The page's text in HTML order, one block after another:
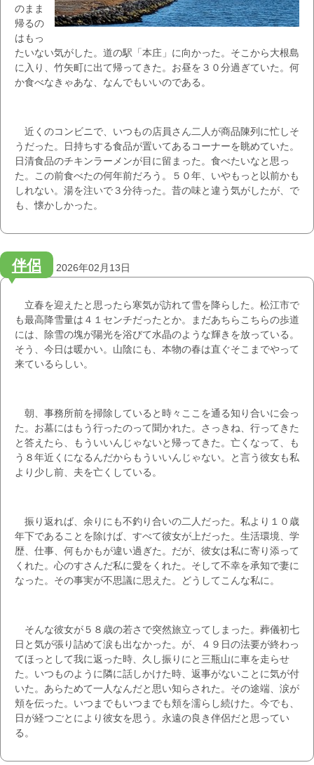
のまま
帰るの
はもっ
たいない気がした。道の駅「本庄」に向かった。そこから大根島
に入り、竹矢町に出て帰ってきた。お昼を３０分過ぎていた。何
か食べなきゃあな、なんでもいいのである。
近くのコンビニで、いつもの店員さん二人が商品陳列に忙しそ
うだった。日持ちする食品が置いてあるコーナーを眺めていた。
日清食品のチキンラーメンが目に留まった。食べたいなと思っ
た。この前食べたの何年前だろう。５０年、いやもっと以前かも
しれない。湯を注いで３分待った。昔の味と違う気がしたが、で
も、懐かしかった。
伴侶 2026年02月13日
立春を迎えたと思ったら寒気が訪れて雪を降らした。松江市で
も最高降雪量は４１センチだったとか。まだあちらこちらの歩道
には、除雪の塊が陽光を浴びて水晶のような輝きを放っている。
そう、今日は暖かい。山陰にも、本物の春は直ぐそこまでやって
来ているらしい。
朝、事務所前を掃除していると時々ここを通る知り合いに会っ
た。お墓にはもう行ったのって聞かれた。さっきね、行ってきた
と答えたら、もういいんじゃないと帰ってきた。亡くなって、も
う８年近くになるんだからもういいんじゃない。と言う彼女も私
より少し前、夫を亡くしている。
振り返れば、余りにも不釣り合いの二人だった。私より１０歳
年下であることを除けば、すべて彼女が上だった。生活環境、学
歴、仕事、何もかもが違い過ぎた。だが、彼女は私に寄り添って
くれた。心のすさんだ私に愛をくれた。そして不幸を承知で妻に
なった。その事実が不思議に思えた。どうしてこんな私に。
そんな彼女が５８歳の若さで突然旅立ってしまった。葬儀初七
日と気が張り詰めて涙も出なかった。が、４９日の法要が終わっ
てほっとして我に返った時、久し振りにと三瓶山に車を走らせ
た。いつものように隣に話しかけた時、返事がないことに気が付
いた。あらためて一人なんだと思い知らされた。その途端、涙が
頬を伝った。いつまでもいつまでも頬を濡らし続けた。今でも、
日が経つごとにより彼女を思う。永遠の良き伴侶だと思ってい
る。